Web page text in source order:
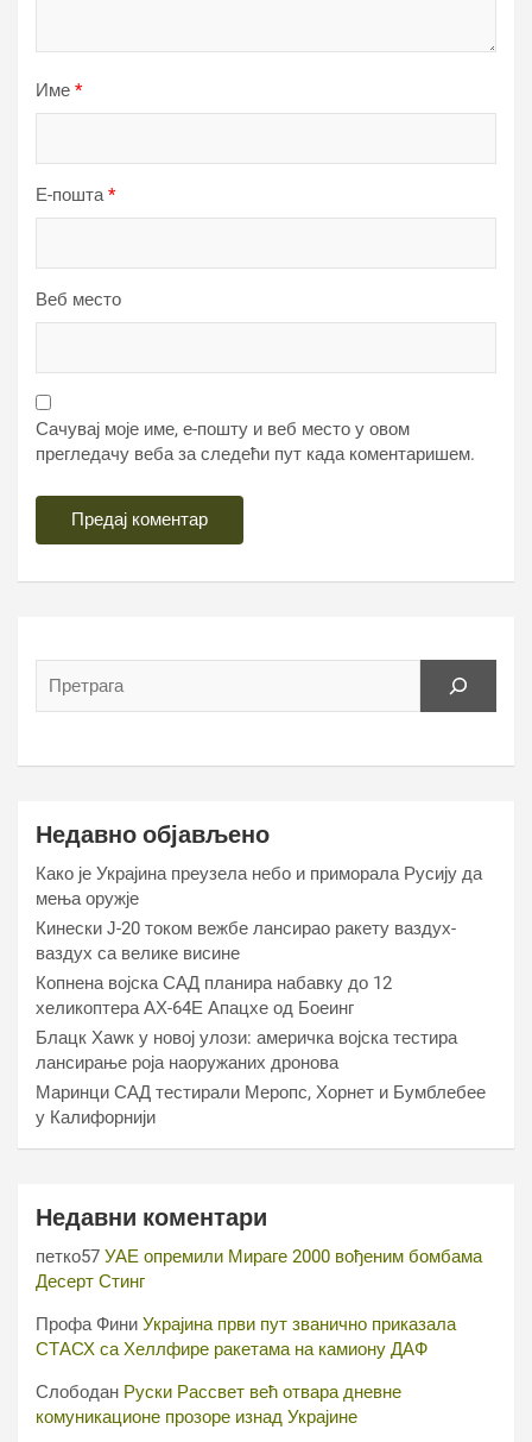
Име *
Е-пошта*
Веб место
Сачувај моје име, е-пошту и веб место у овом
прегледачу веба за следећи пут када коментаришем.
Недавно објављено
Како је Украјина преузела небо и приморала Русију да
мења оружје
Кинески Ј-20 током вежбе лансирао ракету ваздух-
ваздух са велике висине
Копнена војска САД планира набавку до 12
хеликоптера АХ-64Е Апацхе од Боеинг
Блацк Хаwк у новој улози: америчка војска тестира
лансирање роја наоружаних дронова
Маринци САД тестирали Меропс, Хорнет и Бумблебее
у Калифорнији
Недавни коментари
петко57 УАЕ опремили Мираге 2000 вођеним бомбама
Десерт Стинг
Профа Фини Украјина први пут званично приказала
СТАСХ са Хеллфире ракетама на камиону ДАФ
Слободан Руски Рассвет већ отвара дневне
комуникационе прозоре изнад Украјине